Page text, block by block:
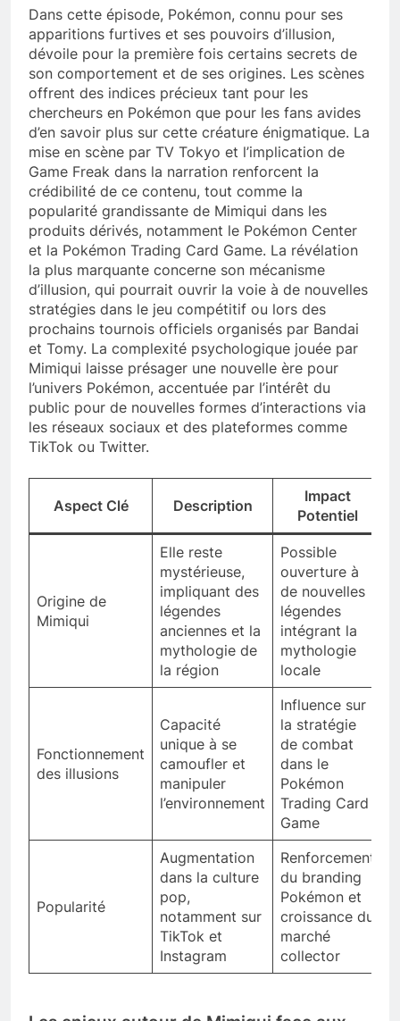
Dans cette épisode, Pokémon, connu pour ses
apparitions furtives et ses pouvoirs d’illusion,
dévoile pour la première fois certains secrets de
son comportement et de ses origines. Les scènes
offrent des indices précieux tant pour les
chercheurs en Pokémon que pour les fans avides
d’en savoir plus sur cette créature énigmatique. La
mise en scène par TV Tokyo et l’implication de
Game Freak dans la narration renforcent la
crédibilité de ce contenu, tout comme la
popularité grandissante de Mimiqui dans les
produits dérivés, notamment le Pokémon Center
et la Pokémon Trading Card Game. La révélation
la plus marquante concerne son mécanisme
d’illusion, qui pourrait ouvrir la voie à de nouvelles
stratégies dans le jeu compétitif ou lors des
prochains tournois officiels organisés par Bandai
et Tomy. La complexité psychologique jouée par
Mimiqui laisse présager une nouvelle ère pour
l’univers Pokémon, accentuée par l’intérêt du
public pour de nouvelles formes d’interactions via
les réseaux sociaux et des plateformes comme
TikTok ou Twitter.
Aspect Clé Description
Impact
Potentiel
Origine de
Mimiqui
Elle reste
mystérieuse,
impliquant des
légendes
anciennes et la
mythologie de
la région
Possible
ouverture à
de nouvelles
légendes
intégrant la
mythologie
locale
Fonctionnement
des illusions
Capacité
unique à se
camoufler et
manipuler
l’environnement
Influence sur
la stratégie
de combat
dans le
Pokémon
Trading Card
Game
Popularité
Augmentation
dans la culture
pop,
notamment sur
TikTok et
Instagram
Renforcement
du branding
Pokémon et
croissance du
marché
collector